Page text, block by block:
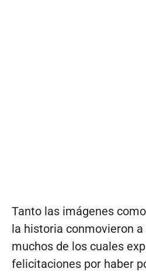
Tanto las imágenes
la historia conmovieron
muchos de los cuales
felicitaciones por haber